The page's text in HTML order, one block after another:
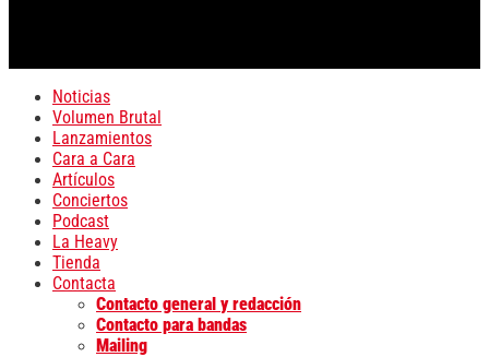
Noticias
Volumen Brutal
Lanzamientos
Cara a Cara
Artículos
Conciertos
Podcast
La Heavy
Tienda
Contacta
Contacto general y redacción
Contacto para bandas
Mailing